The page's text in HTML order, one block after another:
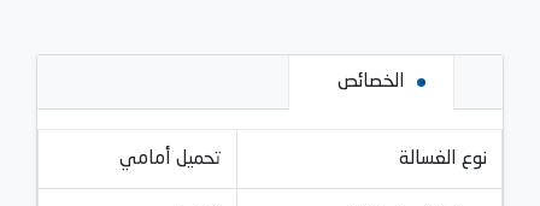
الخصائص
نوع الغسالة تحميل أمامي